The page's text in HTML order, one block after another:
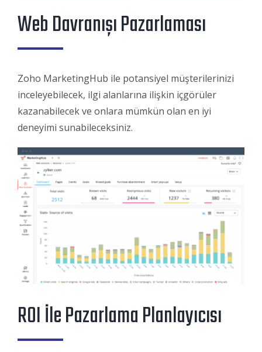
Web Davranışı Pazarlaması
Zoho MarketingHub ile potansiyel müşterilerinizi
inceleyebilecek, ilgi alanlarına ilişkin içgörüler
kazanabilecek ve onlara mümkün olan en iyi
deneyimi sunabileceksiniz.
ROI İle Pazarlama Planlayıcısı